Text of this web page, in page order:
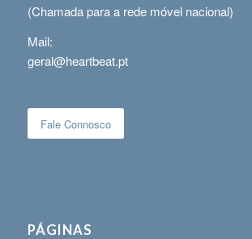
(Chamada para a rede móvel nacional)
Mail:
geral@heartbeat.pt
Fale Connosco
PÁGINAS